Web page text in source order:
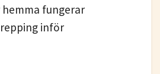
hemma fungerar
inför